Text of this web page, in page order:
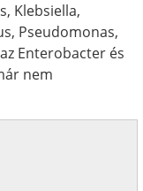
Klebsiella,
Pseudomonas,
Enterobacter és
nem